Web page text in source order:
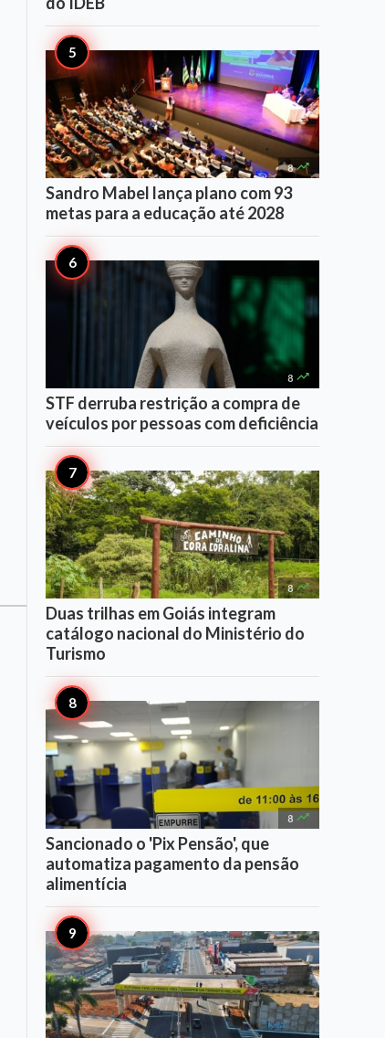
8 
Sandro Mabel lança plano com 93
metas para a educação até 2028
8 
STF derruba restrição a compra de
veículos por pessoas com deficiência
8 
Duas trilhas em Goiás integram
catálogo nacional do Ministério do
Turismo
8 
Sancionado o 'Pix Pensão', que
automatiza pagamento da pensão
alimentícia